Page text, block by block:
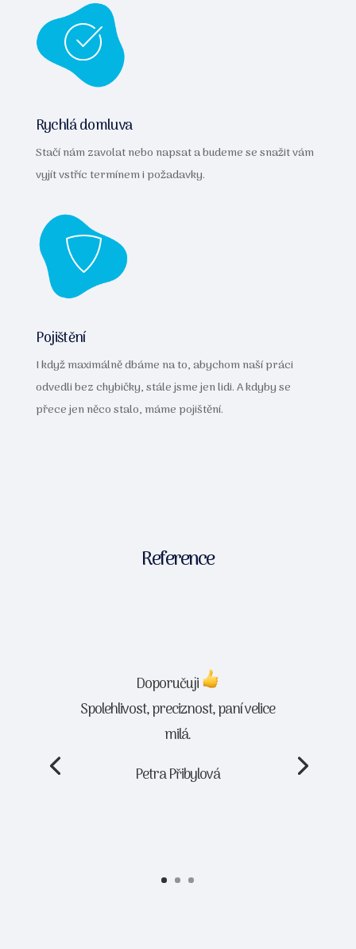
Rychlá domluva
Stačí nám zavolat nebo napsat a budeme se snažit vám
vyjít vstříc termínem i požadavky.
Pojištění
I když maximálně dbáme na to, abychom naší práci
odvedli bez chybičky, stále jsme jen lidi. A kdyby se
přece jen něco stalo, máme pojištění.
Reference
Doporučuji
Spolehlivost, preciznost, paní velice
milá.
Petra Přibylová